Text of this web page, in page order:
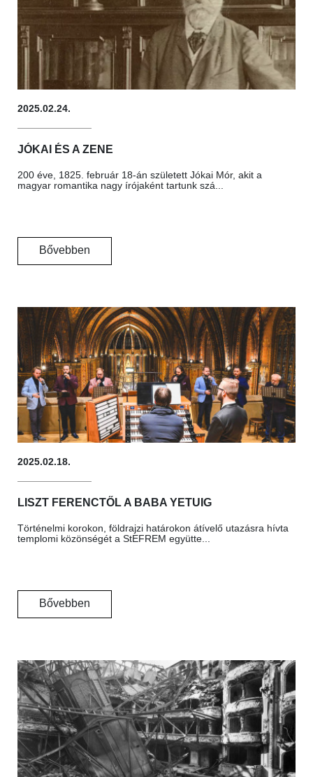
2025.02.24.
JÓKAI ÉS A ZENE
200 éve, 1825. február 18-án született Jókai Mór, akit a
magyar romantika nagy írójaként tartunk szá...
Bővebben
2025.02.18.
LISZT FERENCTŐL A BABA YETUIG
Történelmi korokon, földrajzi határokon átívelő utazásra hívta
templomi közönségét a StEFREM együtte...
Bővebben